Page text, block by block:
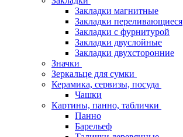
Закладки магнитные
Закладки переливающиеся
Закладки с фурнитурой
Закладки двуслойные
Закладки двухсторонние
Значки
Зеркальце для сумки
Керамика, сервизы, посуда
Чашки
Картины, панно, таблички
Панно
Барельеф